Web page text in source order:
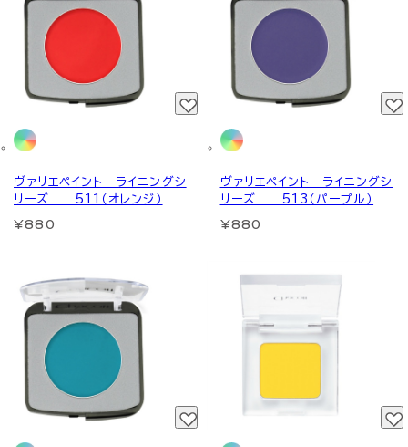
ヴァリエペイント ライニングシ
リーズ 511（オレンジ）
¥880
ヴァリエペイント ライニングシ
リーズ 513（パープル）
¥880